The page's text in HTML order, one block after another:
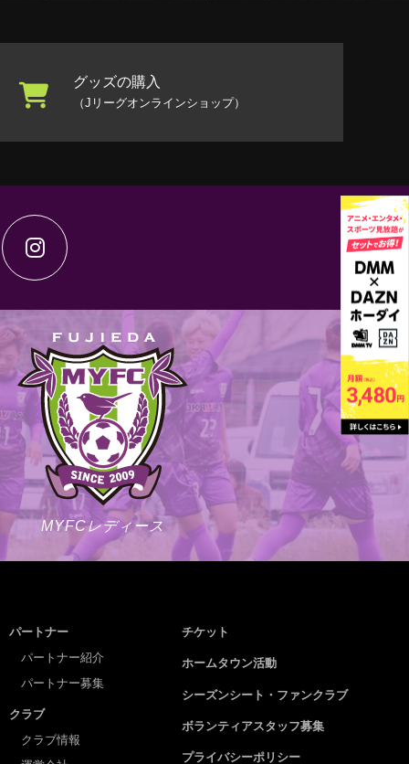
グッズの購入
（Jリーグオンラインショップ）
MYFCレディース
パートナー
パートナー紹介
パートナー募集
クラブ
クラブ情報
チケット
ホームタウン活動
シーズンシート・ファンクラブ
ボランティアスタッフ募集
プライバシーポリシー